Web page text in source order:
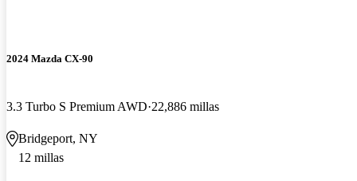
2024 Mazda CX-90
3.3 Turbo S Premium AWD 22,886 millas
Bridgeport, NY
12 millas